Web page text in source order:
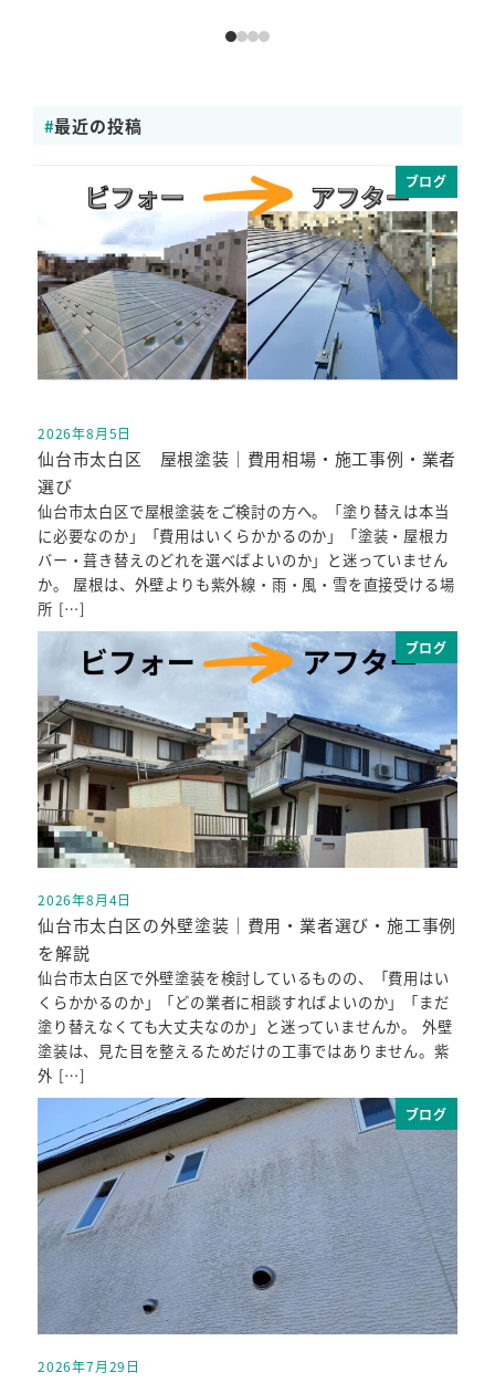
最近の投稿
ブログ
投稿日
2026年8月5日
仙台市太白区 屋根塗装｜費用相場・施工事例・業者
選び
仙台市太白区で屋根塗装をご検討の方へ。「塗り替えは本当
に必要なのか」「費用はいくらかかるのか」「塗装・屋根カ
バー・葺き替えのどれを選べばよいのか」と迷っていません
か。 屋根は、外壁よりも紫外線・雨・風・雪を直接受ける場
所 […]
ブログ
投稿日
2026年8月4日
仙台市太白区の外壁塗装｜費用・業者選び・施工事例
を解説
仙台市太白区で外壁塗装を検討しているものの、「費用はい
くらかかるのか」「どの業者に相談すればよいのか」「まだ
塗り替えなくても大丈夫なのか」と迷っていませんか。 外壁
塗装は、見た目を整えるためだけの工事ではありません。紫
外 […]
ブログ
投稿日
2026年7月29日